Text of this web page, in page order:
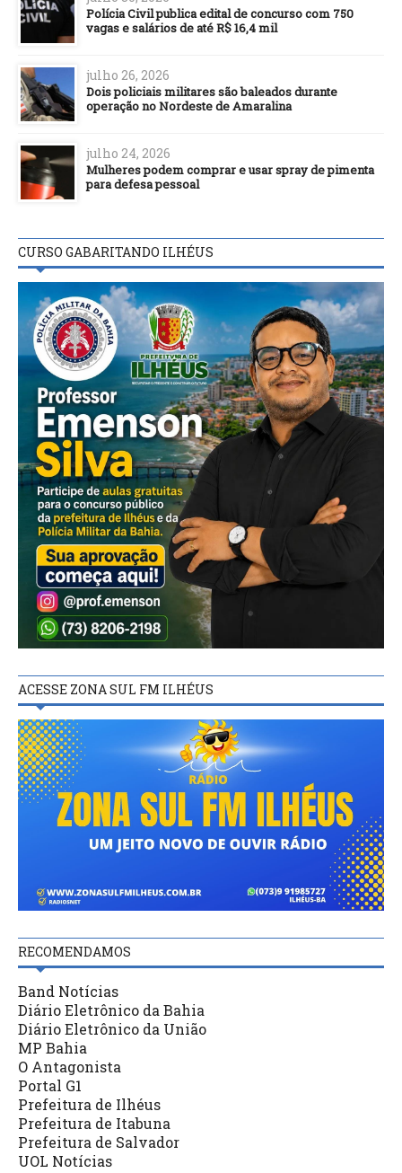
Polícia Civil publica edital de concurso com 750
vagas e salários de até R$ 16,4 mil
julho 26, 2026
Dois policiais militares são baleados durante
operação no Nordeste de Amaralina
julho 24, 2026
Mulheres podem comprar e usar spray de pimenta
para defesa pessoal
CURSO GABARITANDO ILHÉUS
ACESSE ZONA SUL FM ILHÉUS
RECOMENDAMOS
Band Notícias
Diário Eletrônico da Bahia
Diário Eletrônico da União
MP Bahia
O Antagonista
Portal G1
Prefeitura de Ilhéus
Prefeitura de Itabuna
Prefeitura de Salvador
UOL Notícias